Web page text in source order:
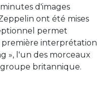
d'images
ont été mises
permet
interprétation
», l'un des morceaux
britannique.